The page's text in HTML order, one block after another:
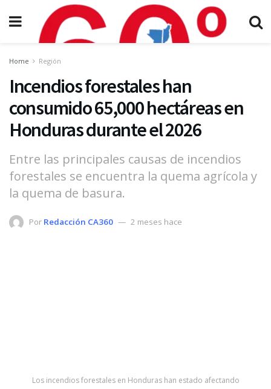
Home Región
Incendios forestales han
consumido 65,000 hectáreas en
Honduras durante el 2026
Entre las principales causas de incendios
forestales se encuentra la quema agrícola y
la quema de basura.
Por Redacción CA360 2 meses hace
Los incendios forestales en Honduras han estado afectando